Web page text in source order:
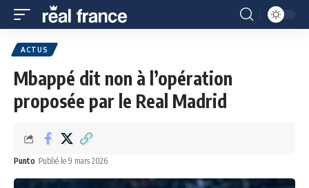
ACTUS
Mbappé dit non à l’opération
proposée par le Real Madrid
Punto Publié le 9 mars 2026